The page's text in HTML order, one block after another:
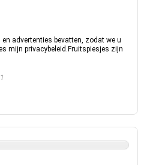
advertenties bevatten, zodat we u
mijn privacybeleid.Fruitspiesjes zijn